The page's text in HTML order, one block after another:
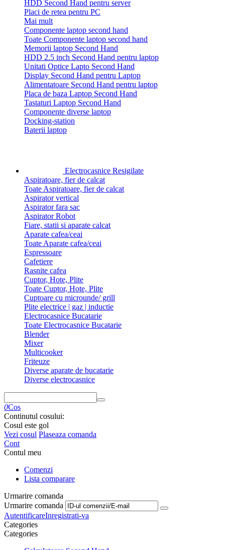
HDD Second Hand pentru server
Placi de retea pentru PC
Mai mult
Componente laptop second hand
Toate Componente laptop second hand
Memorii laptop Second Hand
HDD 2.5 inch Second Hand pentru laptop
Unitati Optice Lapto Second Hand
Display Second Hand pentru Laptop
Alimentatoare Second Hand pentru laptop
Placa de baza Laptop Second Hand
Tastaturi Laptop Second Hand
Componente diverse laptop
Docking-station
Baterii laptop
Electrocasnice Resigilate
Aspiratoare, fier de calcat
Toate Aspiratoare, fier de calcat
Aspirator vertical
Aspirator fara sac
Aspirator Robot
Fiare, statii si aparate calcat
Aparate cafea/ceai
Toate Aparate cafea/ceai
Espressoare
Cafetiere
Rasnite cafea
Cuptor, Hote, Plite
Toate Cuptor, Hote, Plite
Cuptoare cu microunde/ grill
Plite electrice | gaz | inductie
Electrocasnice Bucatarie
Toate Electrocasnice Bucatarie
Blender
Mixer
Multicooker
Friteuze
Diverse aparate de bucatarie
Diverse electrocasnice
0Cos
Continutul cosului:
Cosul este gol
Vezi cosul Plaseaza comanda
Cont
Contul meu
Comenzi
Lista comparare
Urmarire comanda
Urmarire comanda
AutentificareInregistrati-va
Сategories
Сategories